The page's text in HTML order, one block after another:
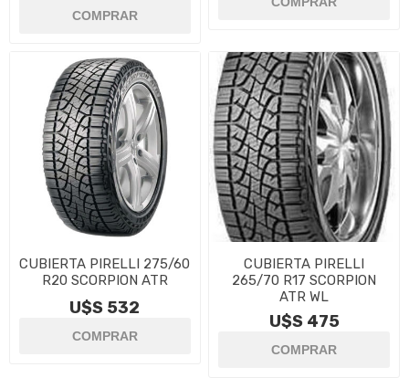
CUBIERTA PIRELLI 275/60
R20 SCORPION ATR
U$S 532
CUBIERTA PIRELLI
265/70 R17 SCORPION
ATR WL
U$S 475